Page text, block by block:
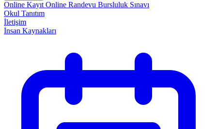
Online Kayıt Online Randevu Bursluluk Sınavı
Okul Tanıtım
İletişim
İnsan Kaynakları